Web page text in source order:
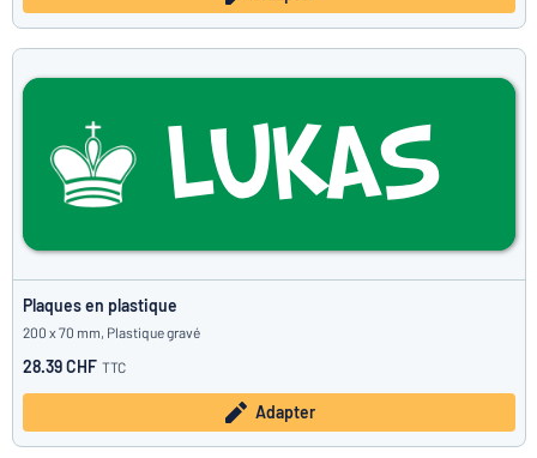
Plaques en plastique
200 x 70 mm, Plastique gravé
28.39 CHF TTC
Adapter